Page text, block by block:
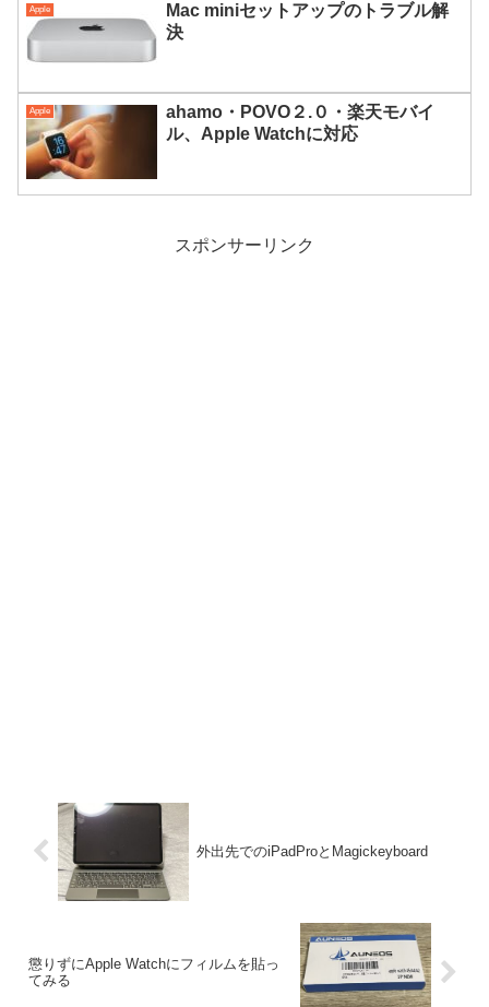
Apple
Mac miniセットアップのトラブル解
決
Apple
ahamo・POVO２.０・楽天モバイ
ル、Apple Watchに対応
スポンサーリンク
外出先でのiPadProとMagickeyboard
懲りずにApple Watchにフィルムを貼っ
てみる